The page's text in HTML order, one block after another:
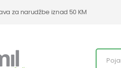
za narudžbe iznad 50 KM